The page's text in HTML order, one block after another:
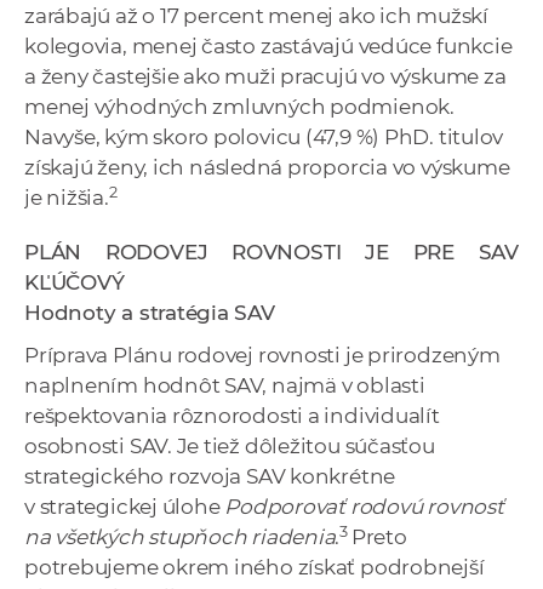
zarábajú až o 17 percent menej ako ich mužskí
kolegovia, menej často zastávajú vedúce funkcie
a ženy častejšie ako muži pracujú vo výskume za
menej výhodných zmluvných podmienok.
Navyše, kým skoro polovicu (47,9 %) PhD. titulov
získajú ženy, ich následná proporcia vo výskume
je nižšia.2
PLÁN RODOVEJ ROVNOSTI JE PRE SAV
KĽÚČOVÝ
Hodnoty a stratégia SAV
Príprava Plánu rodovej rovnosti je prirodzeným
naplnením hodnôt SAV, najmä v oblasti
rešpektovania rôznorodosti a individualít
osobnosti SAV. Je tiež dôležitou súčasťou
strategického rozvoja SAV konkrétne
v strategickej úlohe Podporovať rodovú rovnosť
na všetkých stupňoch riadenia.3 Preto
potrebujeme okrem iného získať podrobnejší